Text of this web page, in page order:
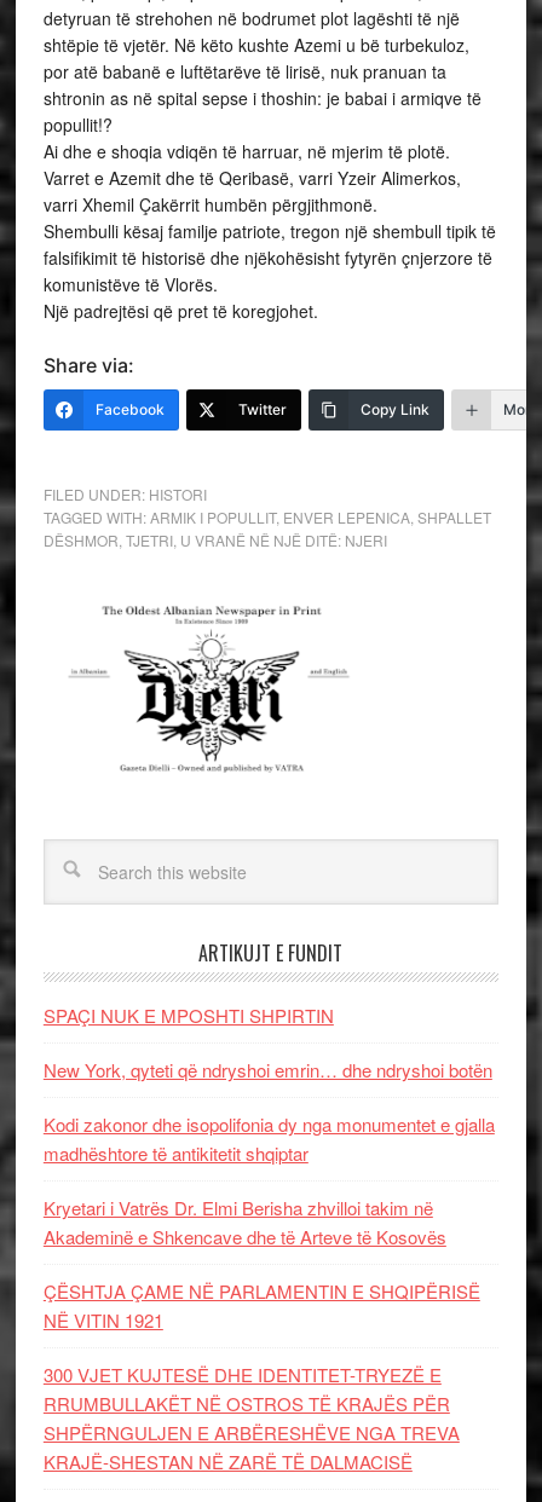
detyruan të strehohen në bodrumet plot lagështi të një
shtëpie të vjetër. Në këto kushte Azemi u bë turbekuloz,
por atë babanë e luftëtarëve të lirisë, nuk pranuan ta
shtronin as në spital sepse i thoshin: je babai i armiqve të
popullit!?
Ai dhe e shoqia vdiqën të harruar, në mjerim të plotë.
Varret e Azemit dhe të Qeribasë, varri Yzeir Alimerkos,
varri Xhemil Çakërrit humbën përgjithmonë.
Shembulli kësaj familje patriote, tregon një shembull tipik të
falsifikimit të historisë dhe njëkohësisht fytyrën çnjerzore të
komunistëve të Vlorës.
Një padrejtësi që pret të koregjohet.
Share via:
Facebook Twitter Copy Link More
FILED UNDER: HISTORI
TAGGED WITH:ARMIK I POPULLIT, ENVER LEPENICA, SHPALLET
DËSHMOR TJETRI, U VRANË NË NJË DITË: NJERI
ARTIKUJT E FUNDIT
SPAÇI NUK E MPOSHTI SHPIRTIN
New York, qyteti që ndryshoi emrin… dhe ndryshoi botën
Kodi zakonor dhe isopolifonia dy nga monumentet e gjalla
madhështore të antikitetit shqiptar
Kryetari i Vatrës Dr. Elmi Berisha zhvilloi takim në
Akademinë e Shkencave dhe të Arteve të Kosovës
ÇËSHTJA ÇAME NË PARLAMENTIN E SHQIPËRISË
NË VITIN 1921
300 VJET KUJTESË DHE IDENTITET-TRYEZË E
RRUMBULLAKËT NË OSTROS TË KRAJËS PËR
SHPËRNGULJEN E ARBËRESHËVE NGA TREVA
KRAJË-SHESTAN NË ZARË TË DALMACISË